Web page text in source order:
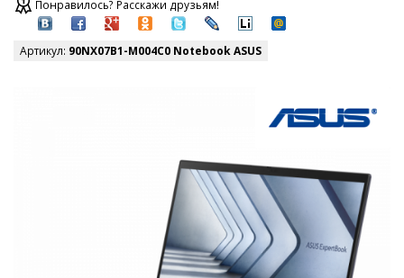
Понравилось? Расскажи друзьям!
Артикул: 90NX07B1-M004C0 Notebook ASUS